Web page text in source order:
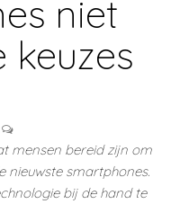
niet
keuzes
mensen bereid zijn om
nieuwste smartphones.
bij de hand te